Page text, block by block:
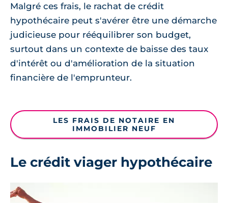
Malgré ces frais, le rachat de crédit
hypothécaire peut s'avérer être une démarche
judicieuse pour rééquilibrer son budget,
surtout dans un contexte de baisse des taux
d'intérêt ou d'amélioration de la situation
financière de l'emprunteur.
LES FRAIS DE NOTAIRE EN
IMMOBILIER NEUF
Le crédit viager hypothécaire